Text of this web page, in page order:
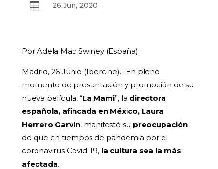
 26 Jun, 2020
Por Adela Mac Swiney (España)
Madrid, 26 Junio (Ibercine).- En pleno
momento de presentación y promoción de su
nueva película, “La Mami”, la directora
española, afincada en México, Laura
Herrero Garvín, manifestó su preocupación
de que en tiempos de pandemia por el
coronavirus Covid-19, la cultura sea la más
afectada.